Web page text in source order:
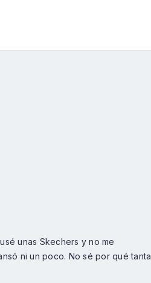
unas Skechers y no me
ni un poco. No sé por qué tanta